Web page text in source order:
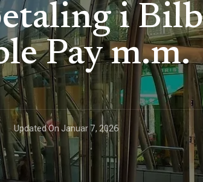
i
Pay m.m.
Updated On Januar 7, 2026